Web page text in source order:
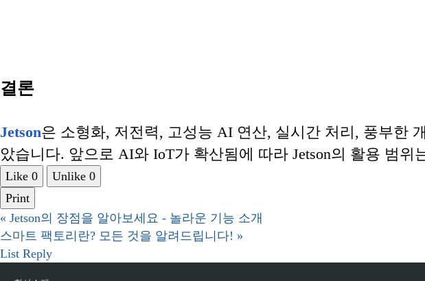
결론
Jetson은 소형화, 저전력, 고성능 AI 연산, 실시간 처리, 풍부한
았습니다. 앞으로 AI와 IoT가 확산됨에 따라 Jetson의 활용 범위
Like 0 Unlike 0
Print
« Jetson의 장점을 알아보세요 - 놀라운 기능 소개
스마트 팩토리란? 모든 것을 알려드립니다! »
List Reply